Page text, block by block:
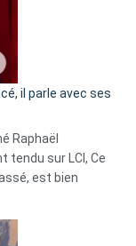
il parle avec ses
Raphaël
tendu sur LCI, Ce
est bien